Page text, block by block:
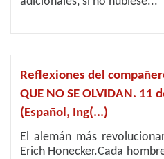
Reflexiones del
QUE NO SE OLVIDAN. 11
(Español, Ing(...)
El alemán más
Erich Honecker.Cada